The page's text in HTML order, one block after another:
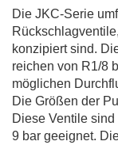
Die JKC-Serie
konzipiert sind.
reichen von R1/8
möglichen
Die Größen der
Diese Ventile
9 bar geeignet.